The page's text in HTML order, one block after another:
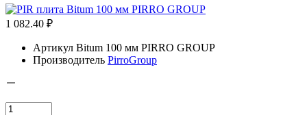
1 082.40 ₽
Артикул Bitum 100 мм PIRRO GROUP
Производитель PirroGroup